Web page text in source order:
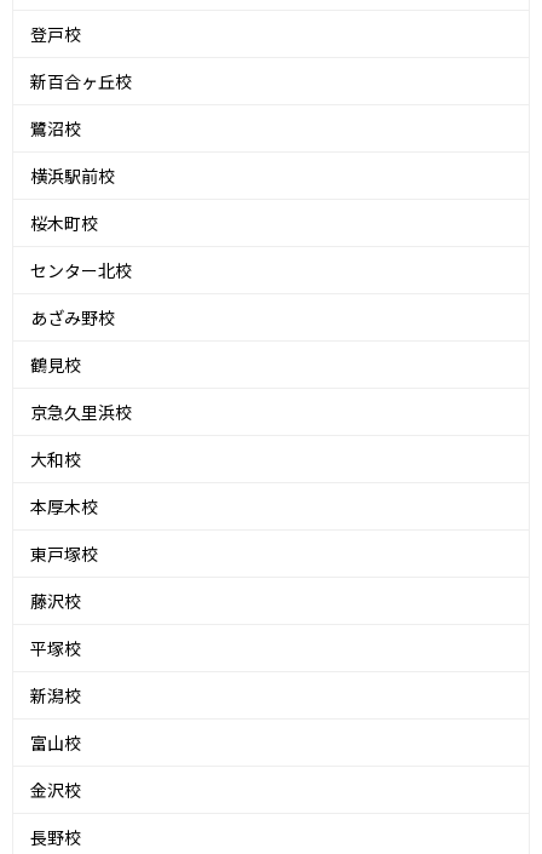
登戸校
新百合ヶ丘校
鷺沼校
横浜駅前校
桜木町校
センター北校
あざみ野校
鶴見校
京急久里浜校
大和校
本厚木校
東戸塚校
藤沢校
平塚校
新潟校
富山校
金沢校
長野校